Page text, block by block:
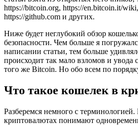
https://bitcoin.org, https://en.bitcoin.it/
https://github.com и других.
Ниже будет неглубокий обзор
безопасности. Чем больше я
написании статьи, тем больше
происходит так мало взломов и увода
того же Bitcoin. Но обо всем по
Что такое кошелек в
Разберемся немного с
криптовалютах понимают